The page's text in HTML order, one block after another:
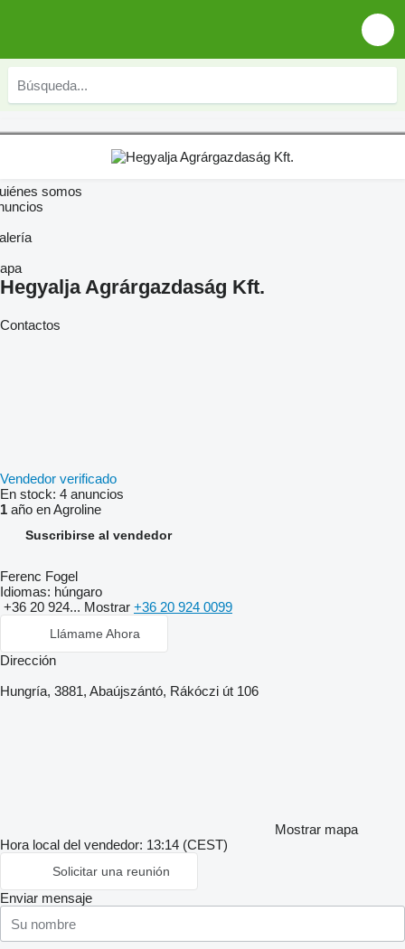
somos
Hegyalja Agrárgazdaság Kft.
Contactos
Vendedor verificado
En stock: 4 anuncios
1 año en Agroline
Suscribirse al vendedor
Ferenc Fogel
Idiomas: húngaro
+36 20 924... Mostrar +36 20 924 0099
Llámame Ahora
Dirección
Hungría, 3881, Abaújszántó, Rákóczi út 106
Mostrar mapa
Hora local del vendedor: 13:14 (CEST)
Solicitar una reunión
Enviar mensaje